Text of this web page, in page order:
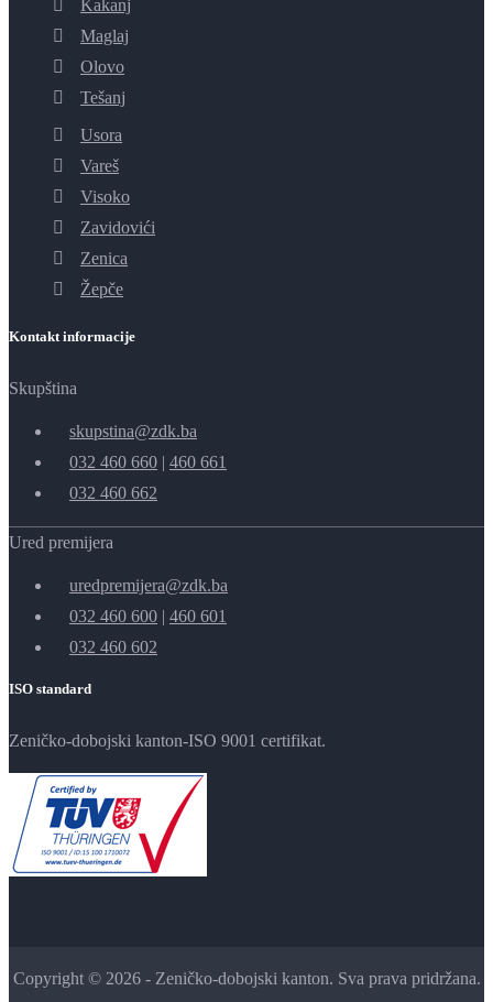
Kakanj
Maglaj
Olovo
Tešanj
Usora
Vareš
Visoko
Zavidovići
Zenica
Žepče
Kontakt informacije
Skupština
skupstina@zdk.ba
032 460 660 | 460 661
032 460 662
Ured premijera
uredpremijera@zdk.ba
032 460 600 | 460 601
032 460 602
ISO standard
Zeničko-dobojski kanton-ISO 9001 certifikat.
Copyright © 2026 - Zeničko-dobojski kanton. Sva prava pridržana.